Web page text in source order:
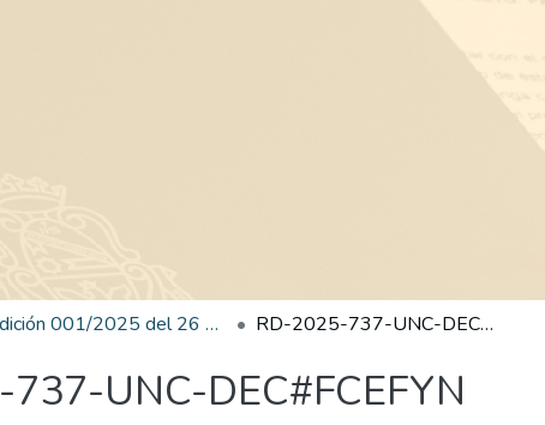
Edición 001/2025 del 26 de mayo de 2025 RD-2025-737-UNC-DEC#FCEFYN
UNC-DEC#FCEFYN